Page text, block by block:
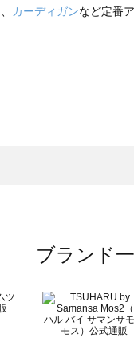
、 カーディガンなど定番
ブランド